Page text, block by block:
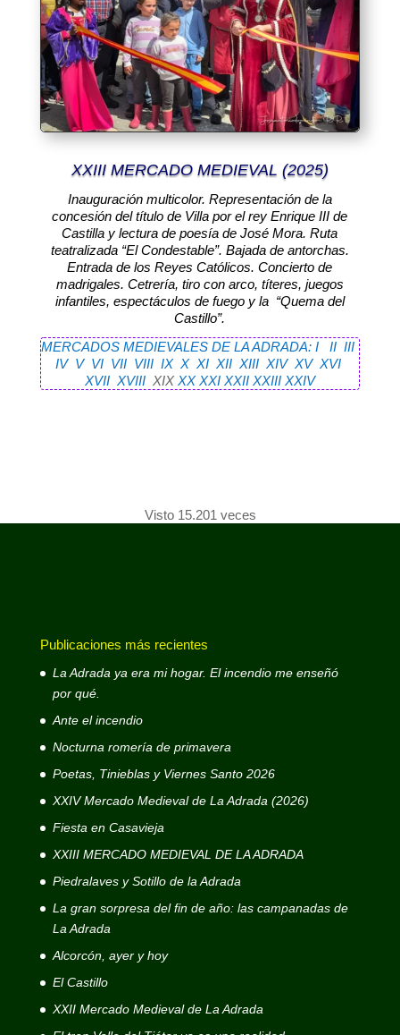
XXIII MERCADO MEDIEVAL (2025)
Inauguración multicolor. Representación de la
concesión del título de Villa por el rey Enrique III de
Castilla y lectura de poesía de José Mora. Ruta
teatralizada “El Condestable”. Bajada de antorchas.
Entrada de los Reyes Católicos. Concierto de
madrigales. Cetrería, tiro con arco, títeres, juegos
infantiles, espectáculos de fuego y la “Quema del
Castillo”.
MERCADOS MEDIEVALES DE LA ADRADA: I
II III
IV V VI VII VIII IX X XI XII XIII XIV XV XVI
XVII XVIIIXIX XX XXI XXII XXIII XXIV
Visto 15.201 veces
Publicaciones más recientes
La Adrada ya era mi hogar. El incendio me enseñó
por qué.
Ante el incendio
Nocturna romería de primavera
Poetas, Tinieblas y Viernes Santo 2026
XXIV Mercado Medieval de La Adrada (2026)
Fiesta en Casavieja
XXIII MERCADO MEDIEVAL DE LA ADRADA
Piedralaves y Sotillo de la Adrada
La gran sorpresa del fin de año: las campanadas de
La Adrada
Alcorcón, ayer y hoy
El Castillo
XXII Mercado Medieval de La Adrada